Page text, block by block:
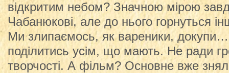
відкритим небом? Значною мірою
Чабанюкові, але до нього горнуться
Ми злипаємось, як вареники, докупи…
поділитись усім, що мають. Не ради
творчості. А фільм? Основне вже